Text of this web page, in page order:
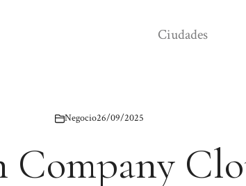
Ciudades
Negocio26/09/2025
Company